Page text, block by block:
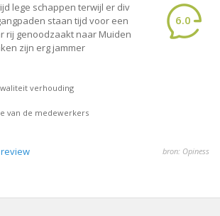
lege schappen terwijl er div
staan tijd voor een
rij genoodzaakt naar Muiden
zijn erg jammer
6.0
verhouding
van de medewerkers
bron: Opiness